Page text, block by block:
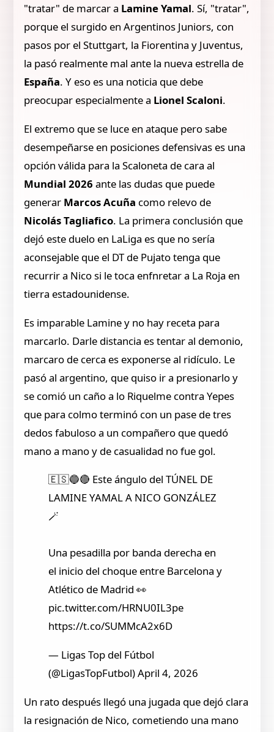
"tratar" de marcar a Lamine Yamal. Sí, "tratar",
porque el surgido en Argentinos Juniors, con
pasos por el Stuttgart, la Fiorentina y Juventus,
la pasó realmente mal ante la nueva estrella de
España. Y eso es una noticia que debe
preocupar especialmente a Lionel Scaloni.
El extremo que se luce en ataque pero sabe
desempeñarse en posiciones defensivas es una
opción válida para la Scaloneta de cara al
Mundial 2026 ante las dudas que puede
generar Marcos Acuña como relevo de
Nicolás Tagliafico. La primera conclusión que
dejó este duelo en LaLiga es que no sería
aconsejable que el DT de Pujato tenga que
recurrir a Nico si le toca enfnretar a La Roja en
tierra estadounidense.
Es imparable Lamine y no hay receta para
marcarlo. Darle distancia es tentar al demonio,
marcaro de cerca es exponerse al ridículo. Le
pasó al argentino, que quiso ir a presionarlo y
se comió un caño a lo Riquelme contra Yepes
que para colmo terminó con un pase de tres
dedos fabuloso a un compañero que quedó
mano a mano y de casualidad no fue gol.
🇪🇸🔵🔴 Este ángulo del TÚNEL DE
LAMINE YAMAL A NICO GONZÁLEZ
🪄
Una pesadilla por banda derecha en
el inicio del choque entre Barcelona y
Atlético de Madrid 👀
pic.twitter.com/HRNU0IL3pe
https://t.co/SUMMcA2x6D
— Ligas Top del Fútbol
(@LigasTopFutbol) April 4, 2026
Un rato después llegó una jugada que dejó clara
la resignación de Nico, cometiendo una mano